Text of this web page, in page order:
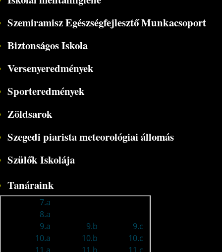
Szemiramisz Egészségfejlesztő Munkacsoport
Biztonságos Iskola
Versenyeredmények
Sporteredmények
Zöldsarok
Szegedi piarista meteorológiai állomás
Szülők Iskolája
Tanáraink